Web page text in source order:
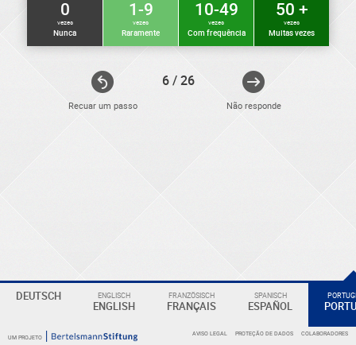
Recuar um passo
0
vezes
Nunca
1-9
vezes
Raramente
10-49
vezes
Com frequência
50 +
vezes
Muitas vezes
6 / 26
Não responde
DEUTSCH ENGLISCH
ENGLISH
FRANZÖSISCH
FRANÇAIS
SPANISCH
ESPAÑOL
UM PROJETO AVISO LEGAL PROTEÇÃO DE DADOS COLABORADORES
ELEKTRONIKER
Eine